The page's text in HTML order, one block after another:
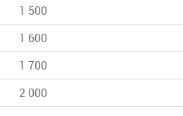
1 500
1 600
1 700
2 000